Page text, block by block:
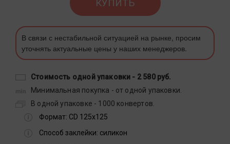
КУПИТЬ
В связи с нестабильной ситуацией на рынке, просим
уточнять актуальные цены у наших менеджеров.
Стоимость одной упаковки - 2 580 руб.
Минимальная покупка - от одной упаковки.
В одной упаковке - 1000 конвертов.
Формат: CD 125x125
Способ заклейки: силикон